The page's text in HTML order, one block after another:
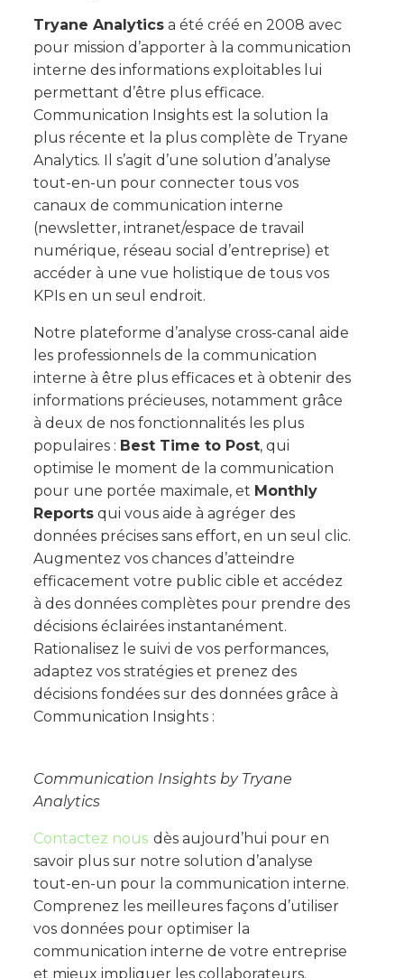
Tryane Analytics a été créé en 2008 avec
pour mission d’apporter à la communication
interne des informations exploitables lui
permettant d’être plus efficace.
Communication Insights est la solution la
plus récente et la plus complète de Tryane
Analytics. Il s’agit d’une solution d’analyse
tout-en-un pour connecter tous vos
canaux de communication interne
(newsletter, intranet/espace de travail
numérique, réseau social d’entreprise) et
accéder à une vue holistique de tous vos
KPIs en un seul endroit.
Notre plateforme d’analyse cross-canal aide
les professionnels de la communication
interne à être plus efficaces et à obtenir des
informations précieuses, notamment grâce
à deux de nos fonctionnalités les plus
populaires : Best Time to Post, qui
optimise le moment de la communication
pour une portée maximale, et Monthly
Reports qui vous aide à agréger des
données précises sans effort, en un seul clic.
Augmentez vos chances d’atteindre
efficacement votre public cible et accédez
à des données complètes pour prendre des
décisions éclairées instantanément.
Rationalisez le suivi de vos performances,
adaptez vos stratégies et prenez des
décisions fondées sur des données grâce à
Communication Insights :
Communication Insights by Tryane
Analytics
Contactez nous dès aujourd’hui pour en
savoir plus sur notre solution d’analyse
tout-en-un pour la communication interne.
Comprenez les meilleures façons d’utiliser
vos données pour optimiser la
communication interne de votre entreprise
et mieux impliquer les collaborateurs.